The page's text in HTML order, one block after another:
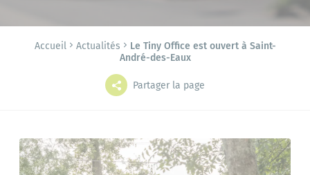
Accueil Actualités
Le Tiny Office est ouvert à Saint-
André-des-Eaux
Partager la page
Grands projets Mes démarches
L'annuaire Le portail famille